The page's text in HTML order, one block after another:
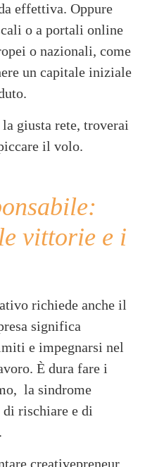
effettiva. Oppure
o a portali online
o nazionali, come
un capitale iniziale
giusta rete, troverai
il volo.
vittorie e i
richiede anche il
significa
e impegnarsi nel
È dura fare i
la sindrome
rischiare e di
creativepreneur